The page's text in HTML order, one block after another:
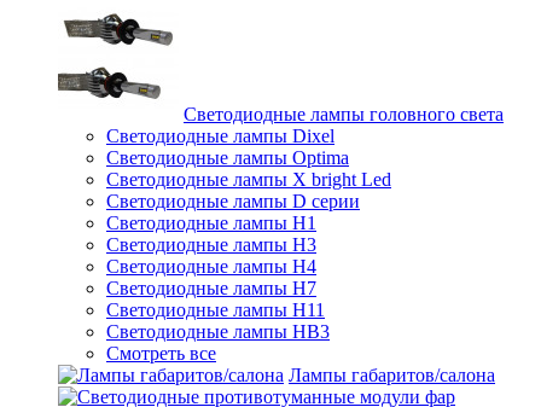
Светодиодные лампы головного света
Светодиодные лампы Dixel
Светодиодные лампы Optima
Светодиодные лампы X bright Led
Светодиодные лампы D серии
Светодиодные лампы H1
Светодиодные лампы H3
Светодиодные лампы H4
Светодиодные лампы H7
Светодиодные лампы H11
Светодиодные лампы HB3
Смотреть все
Лампы габаритов/салона